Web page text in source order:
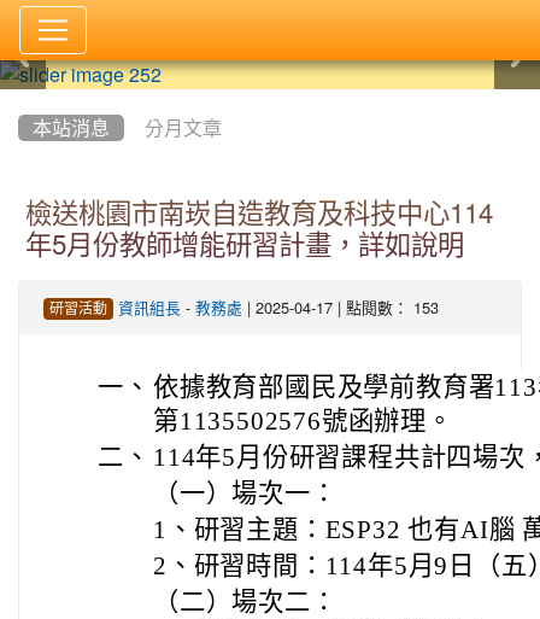
本站消息 分月文章
檢送桃園市南崁自造教育及科技中心114
年5月份教師增能研習計畫，詳如說明
研習活動 資訊組長- 教務處 | 2025-04-17 | 點閱數： 153
一、 依據教育部國民及學前教育署
第1135502576號函辦理。
二、 114年5月份研習課程共計四場次
（一）場次一：
1、研習主題：ESP32 也有AI腦
2、研習時間：114年5月9日（五
（二）場次二：